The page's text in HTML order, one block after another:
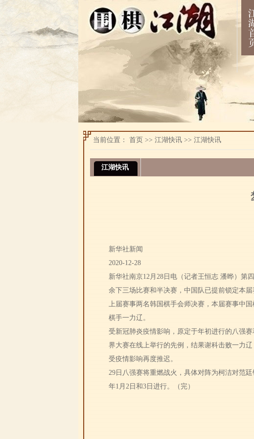
当前位置： 首页 >> 江湖快讯>> 江湖快讯
江湖快讯
新华社新闻
2020-12-28
新华社南京12月28日电（记者王恒志 潘晔）第
余下三场比赛和半决赛，中国队已提前锁定本届
上届赛事两名韩国棋手会师决赛，本届赛事中
棋手一力辽。
受新冠肺炎疫情影响，原定于年初进行的八强
界大赛在线上举行的先例，结果谢科击败一力
受疫情影响再度推迟。
29日八强赛将重燃战火，具体对阵为柯洁对范
年1月2日和3日进行。（完）